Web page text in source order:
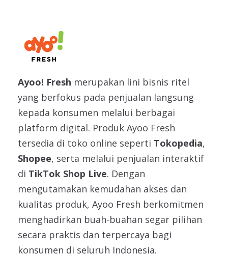
Ayoo! Fresh merupakan lini bisnis ritel
yang berfokus pada penjualan langsung
kepada konsumen melalui berbagai
platform digital. Produk Ayoo Fresh
tersedia di toko online seperti Tokopedia,
Shopee, serta melalui penjualan interaktif
di TikTok Shop Live. Dengan
mengutamakan kemudahan akses dan
kualitas produk, Ayoo Fresh berkomitmen
menghadirkan buah-buahan segar pilihan
secara praktis dan terpercaya bagi
konsumen di seluruh Indonesia.